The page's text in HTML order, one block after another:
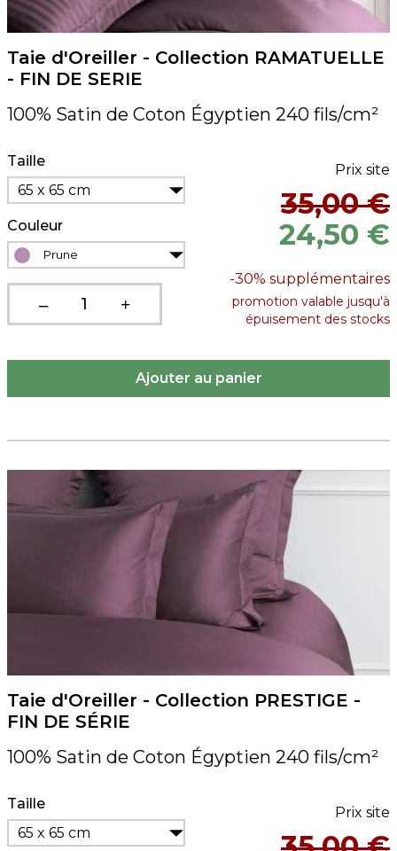
Taie d'Oreiller - Collection RAMATUELLE
- FIN DE SERIE
100% Satin de Coton Égyptien 240 fils/cm²
Taille
65 x 65 cm
Couleur
Prune
Prix site
35,00 €
24,50 €
-30% supplémentaires
promotion valable jusqu'à
épuisement des stocks
Taie d'Oreiller - Collection PRESTIGE -
FIN DE SÉRIE
100% Satin de Coton Égyptien 240 fils/cm²
Taille
65 x 65 cm
Prix site